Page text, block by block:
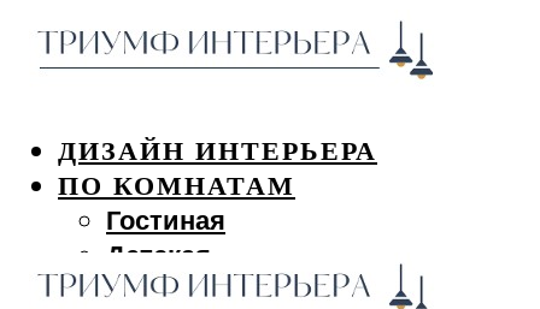
ДИЗАЙН ИНТЕРЬЕРА
ПО КОМНАТАМ
Гостиная
Детская
Спальня